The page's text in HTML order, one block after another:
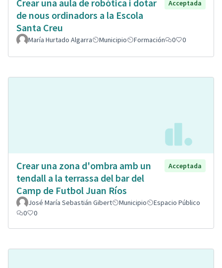
Crear una aula de robòtica i dotar
de nous ordinadors a la Escola
Santa Creu
Acceptada
María Hurtado Algarra Municipio Formación 0 0
Crear una zona d'ombra amb un
tendall a la terrassa del bar del
Camp de Futbol Juan Ríos
Acceptada
José María Sebastián Gibert Municipio
Espacio Público
0
0